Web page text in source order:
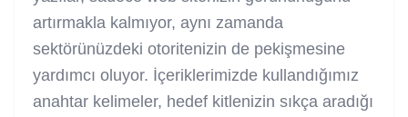
artırmakla kalmıyor, aynı zamanda
sektörünüzdeki otoritenizin de pekişmesine
yardımcı oluyor. İçeriklerimizde kullandığımız
anahtar kelimeler, hedef kitlenizin sıkça aradığı